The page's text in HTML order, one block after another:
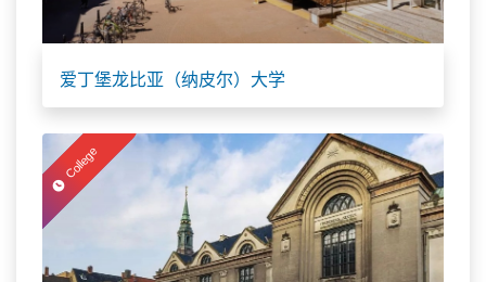
爱丁堡龙比亚（纳皮尔）大学
College